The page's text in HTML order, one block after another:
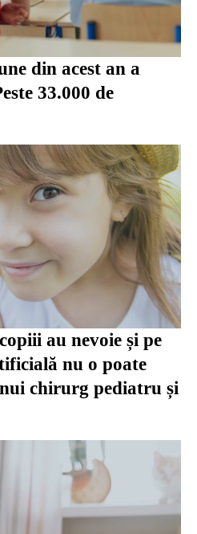
din acest an a
33.000 de
au nevoie și pe
nu o poate
chirurg pediatru și